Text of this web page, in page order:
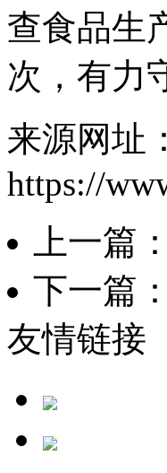
查食品生
次，有力
来源网址：
https://
上一篇
下一篇
友情链接